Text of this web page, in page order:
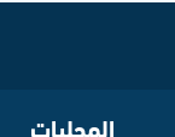
المحليات